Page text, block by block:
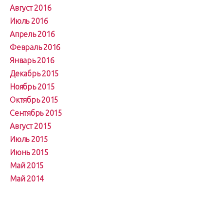
Август 2016
Июль 2016
Апрель 2016
Февраль 2016
Январь 2016
Декабрь 2015
Ноябрь 2015
Октябрь 2015
Сентябрь 2015
Август 2015
Июль 2015
Июнь 2015
Май 2015
Май 2014